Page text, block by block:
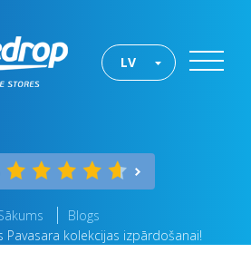
LV
Blogs
Pavasara kolekcijas izpārdošanai!